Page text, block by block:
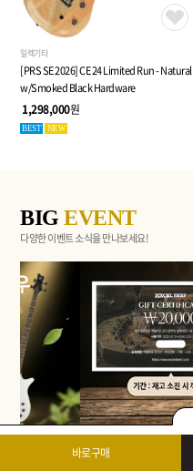
바로구매
일렉기타
[PRS SE 2026] CE 24 Limited Run - Natural
w/Smoked Black Hardware
1,298,000원
BEST NEW
BIGEVENT
다양한 이벤트 소식을 만나보세요!